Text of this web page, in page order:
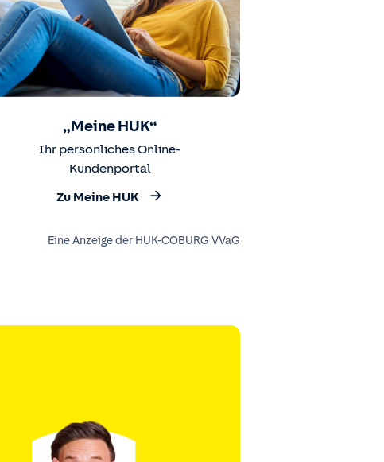
„Meine HUK“
Ihr persönliches Online-
Kundenportal
Zu Meine HUK
Eine Anzeige der HUK-COBURG VVaG